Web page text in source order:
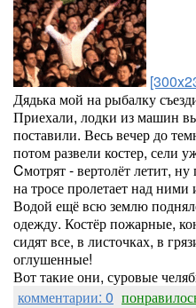
Дядька мой на рыбалку
Приехали, лодки из машин
поставили. Весь вечер до
потом развели костер, сели
Cмотрят - вертолёт летит,
на тросе пролетает над
Водой ещё всю землю
одежду. Костёр пожарные,
сидят все, в листочках, в
оглушенные!
Вот такие они, суровые
комментарии: 0